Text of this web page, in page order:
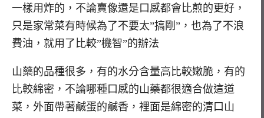
一樣用炸的，不論賣像還是口感都會比煎的更好，
只是家常菜有時候為了不要太”搞剛”，也為了不浪
費油，就用了比較”機智”的辦法
山藥的品種很多，有的水分含量高比較嫩脆，有的
比較綿密，不論哪種口感的山藥都很適合做這道
菜，外面帶著鹹蛋的鹹香，裡面是綿密的清口山